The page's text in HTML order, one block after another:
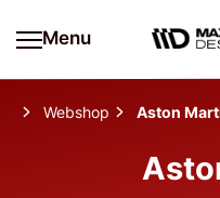
Menu
Webshop Aston